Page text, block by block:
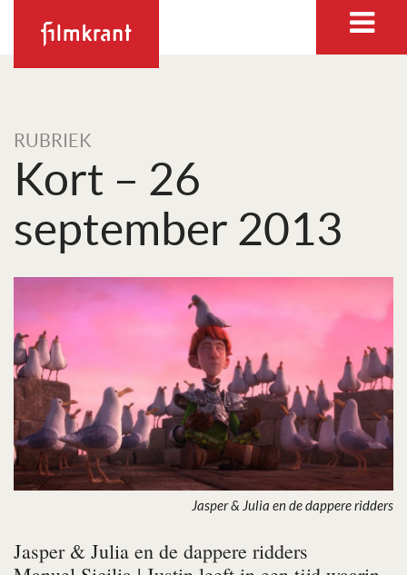
RUBRIEK
Kort – 26
september 2013
Jasper & Julia en de dappere ridders
Jasper & Julia en de dappere ridders